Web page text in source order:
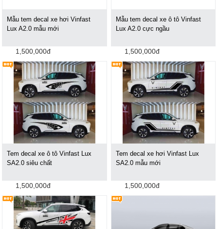
Mẫu tem decal xe hơi Vinfast
Lux A2.0 mẫu mới
1,500,000đ
Mẫu tem decal xe ô tô Vinfast
Lux A2.0 cực ngầu
1,500,000đ
Tem decal xe ô tô Vinfast Lux
SA2.0 siêu chất
1,500,000đ
Tem decal xe hơi Vinfast Lux
SA2.0 mẫu mới
1,500,000đ